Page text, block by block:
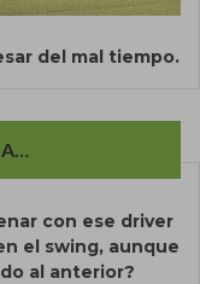
del mal tiempo.
con ese driver
el swing, aunque
al anterior?